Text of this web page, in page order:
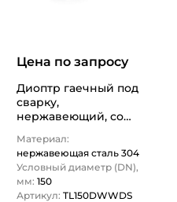
Цена по запросу
Диоптр гаечный под
сварку,
нержавеющий, со
TL150DWWDS TITAN…
Материал:
нержавеющая сталь 304
Условный диаметр (DN),
мм: 150
Артикул: TL150DWWDS